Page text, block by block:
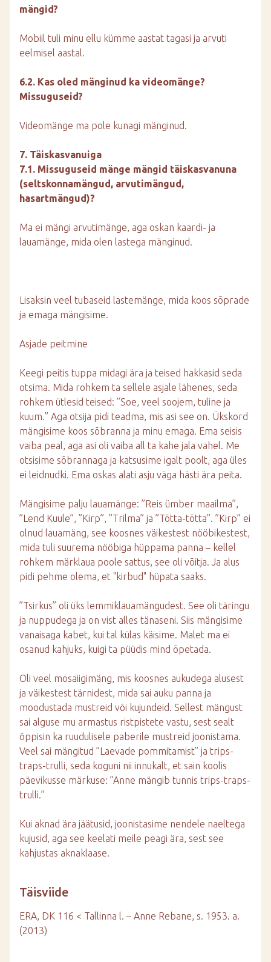
mängid?
Mobiil tuli minu ellu kümme aastat tagasi ja arvuti
eelmisel aastal.
6.2. Kas oled mänginud ka videomänge?
Missuguseid?
Videomänge ma pole kunagi mänginud.
7. Täiskasvanuiga
7.1. Missuguseid mänge mängid täiskasvanuna
(seltskonnamängud, arvutimängud,
hasartmängud)?
Ma ei mängi arvutimänge, aga oskan kaardi- ja
lauamänge, mida olen lastega mänginud.
Lisaksin veel tubaseid lastemänge, mida koos sõprade
ja emaga mängisime.
Asjade peitmine
Keegi peitis tuppa midagi ära ja teised hakkasid seda
otsima. Mida rohkem ta sellele asjale lähenes, seda
rohkem ütlesid teised: ”Soe, veel soojem, tuline ja
kuum.” Aga otsija pidi teadma, mis asi see on. Ükskord
mängisime koos sõbranna ja minu emaga. Ema seisis
vaiba peal, aga asi oli vaiba all ta kahe jala vahel. Me
otsisime sõbrannaga ja katsusime igalt poolt, aga üles
ei leidnudki. Ema oskas alati asju väga hästi ära peita.
Mängisime palju lauamänge: ”Reis ümber maailma”,
”Lend Kuule”, ”Kirp”, ”Trilma” ja ”Tõtta-tõtta”. ”Kirp” ei
olnud lauamäng, see koosnes väikestest nööbikestest,
mida tuli suurema nööbiga hüppama panna – kellel
rohkem märklaua poole sattus, see oli võitja. Ja alus
pidi pehme olema, et "kirbud" hüpata saaks.
”Tsirkus” oli üks lemmiklauamängudest. See oli täringu
ja nuppudega ja on vist alles tänaseni. Siis mängisime
vanaisaga kabet, kui tal külas käisime. Malet ma ei
osanud kahjuks, kuigi ta püüdis mind õpetada.
Oli veel mosaiigimäng, mis koosnes aukudega alusest
ja väikestest tärnidest, mida sai auku panna ja
moodustada mustreid või kujundeid. Sellest mängust
sai alguse mu armastus ristpistete vastu, sest sealt
õppisin ka ruudulisele paberile mustreid joonistama.
Veel sai mängitud ”Laevade pommitamist” ja trips-
traps-trulli, seda koguni nii innukalt, et sain koolis
päevikusse märkuse: ”Anne mängib tunnis trips-traps-
trulli.”
Kui aknad ära jäätusid, joonistasime nendele naeltega
kujusid, aga see keelati meile peagi ära, sest see
kahjustas aknaklaase.
Täisviide
ERA, DK 116 < Tallinna l. – Anne Rebane, s. 1953. a.
(2013)